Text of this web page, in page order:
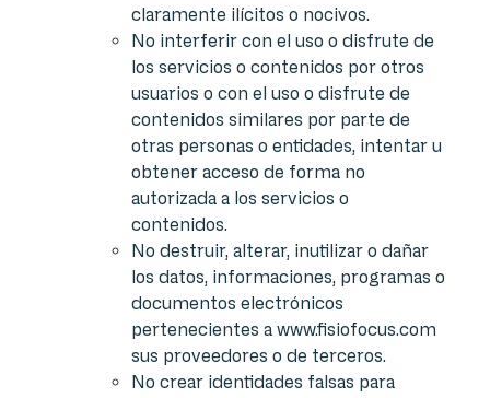
claramente ilícitos o nocivos.
No interferir con el uso o disfrute de
los servicios o contenidos por otros
usuarios o con el uso o disfrute de
contenidos similares por parte de
otras personas o entidades, intentar u
obtener acceso de forma no
autorizada a los servicios o
contenidos.
No destruir, alterar, inutilizar o dañar
los datos, informaciones, programas o
documentos electrónicos
pertenecientes a www.fisiofocus.com
sus proveedores o de terceros.
No crear identidades falsas para